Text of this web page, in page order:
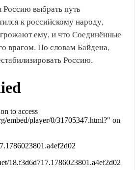
Россию выбрать путь
к российскому народу,
ему, и что Соединённые
врагом. По словам Байдена,
Россию.